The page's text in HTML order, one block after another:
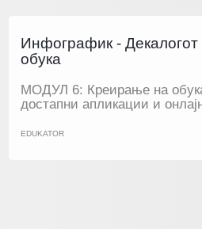
Инфографик -
обука
МОДУЛ 6: Креирање на
достапни апликации и
EDUKATOR